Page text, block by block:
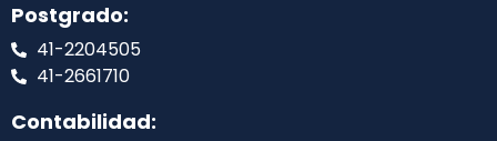
Postgrado:
41-2204505
41-2661710
Contabilidad: